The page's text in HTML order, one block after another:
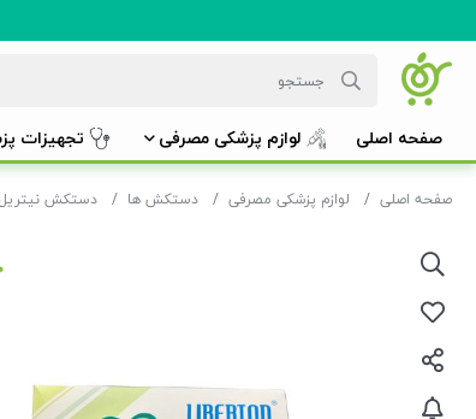
صفحه اصلی لوازم پزشکی مصرفی تجهیزات
صفحه اصلی لوازم پزشکی مصرفی دستکش ها دستکش نیتریل